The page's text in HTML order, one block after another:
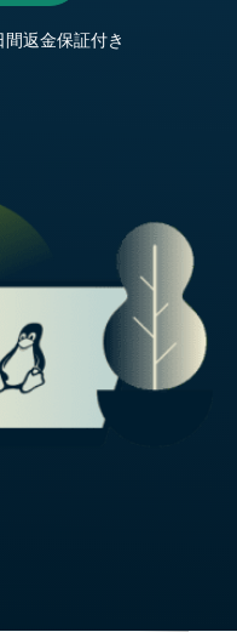
返金保証付き